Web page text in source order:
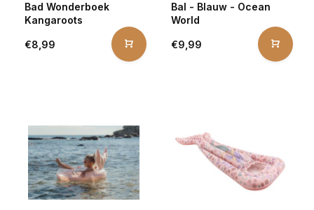
Bad Wonderboek
Kangaroots
€8,99
Bal - Blauw - Ocean
World
€9,99